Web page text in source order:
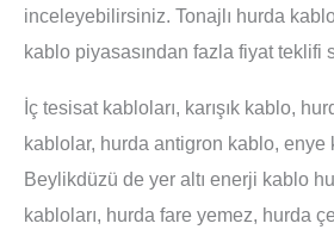
inceleyebilirsiniz. Tonajlı hurda
kablo piyasasından fazla fiyat teklifi
İç tesisat kabloları, karışık kablo,
kablolar, hurda antigron kablo, enye
Beylikdüzü de yer altı enerji kablo
kabloları, hurda fare yemez, hurda